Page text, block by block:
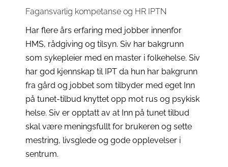
Fagansvarlig kompetanse og HR IPTN
Har flere års erfaring med jobber innenfor
HMS, rådgiving og tilsyn. Siv har bakgrunn
som sykepleier med en master i folkehelse. Siv
har god kjennskap til IPT da hun har bakgrunn
fra gård og jobbet som tilbyder med eget Inn
på tunet-tilbud knyttet opp mot rus og psykisk
helse. Siv er opptatt av at Inn på tunet tilbud
skal være meningsfullt for brukeren og sette
mestring, livsglede og gode opplevelser i
sentrum.